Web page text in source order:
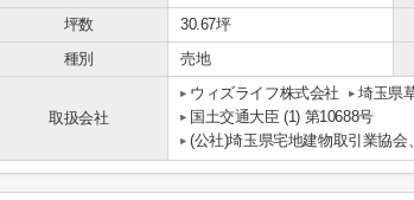
坪数
30.67坪
種別
売地
取扱会社
ウィズライフ株式会社 埼玉県
国土交通大臣 (1) 第10688号
(公社)埼玉県宅地建物取引業協